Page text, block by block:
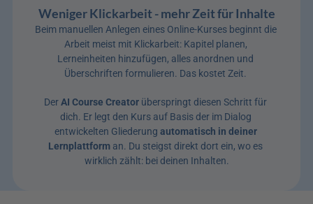
Weniger Klickarbeit - mehr Zeit für Inhalte
Beim manuellen Anlegen eines Online-Kurses beginnt die
Arbeit meist mit Klickarbeit: Kapitel planen,
Lerneinheiten hinzufügen, alles anordnen und
Überschriften formulieren. Das kostet Zeit.
Der AI Course Creator überspringt diesen Schritt für
dich. Er legt den Kurs auf Basis der im Dialog
entwickelten Gliederung automatisch in deiner
Lernplattform an. Du steigst direkt dort ein, wo es
wirklich zählt: bei deinen Inhalten.